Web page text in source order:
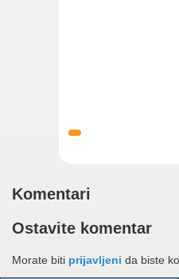
Komentari
Ostavite komentar
Morate biti prijavljeni da biste